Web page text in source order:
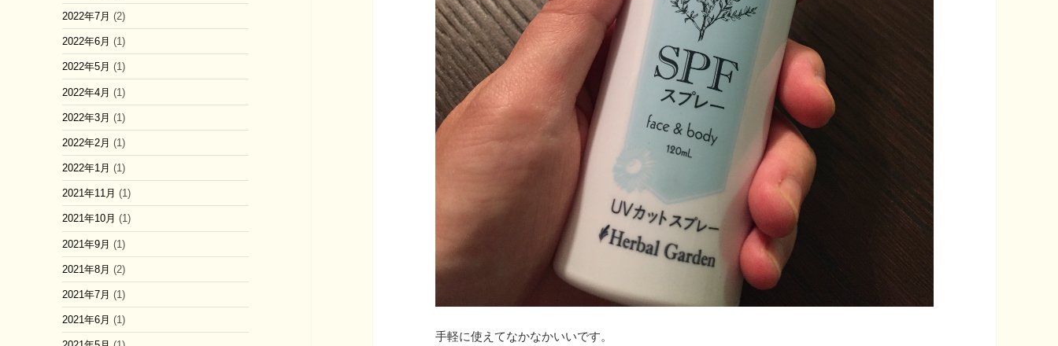
2022年7月 (2)
2022年6月 (1)
2022年5月 (1)
2022年4月 (1)
2022年3月 (1)
2022年2月 (1)
2022年1月 (1)
2021年11月 (1)
2021年10月 (1)
2021年9月 (1)
2021年8月 (2)
2021年7月 (1)
2021年6月 (1)
手軽に使えてなかなかいいです。